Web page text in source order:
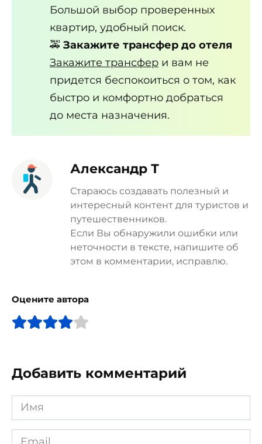
Большой выбор проверенных
квартир, удобный поиск.
🚕 Закажите трансфер до отеля
Закажите трансфер и вам не
придется беспокоиться о том, как
быстро и комфортно добраться
до места назначения.
Александр Т
Стараюсь создавать полезный и
интересный контент для туристов и
путешественников.
Если Вы обнаружили ошибки или
неточности в тексте, напишите об
этом в комментарии, исправлю.
Оцените автора
Добавить комментарий
Имя
*
Email